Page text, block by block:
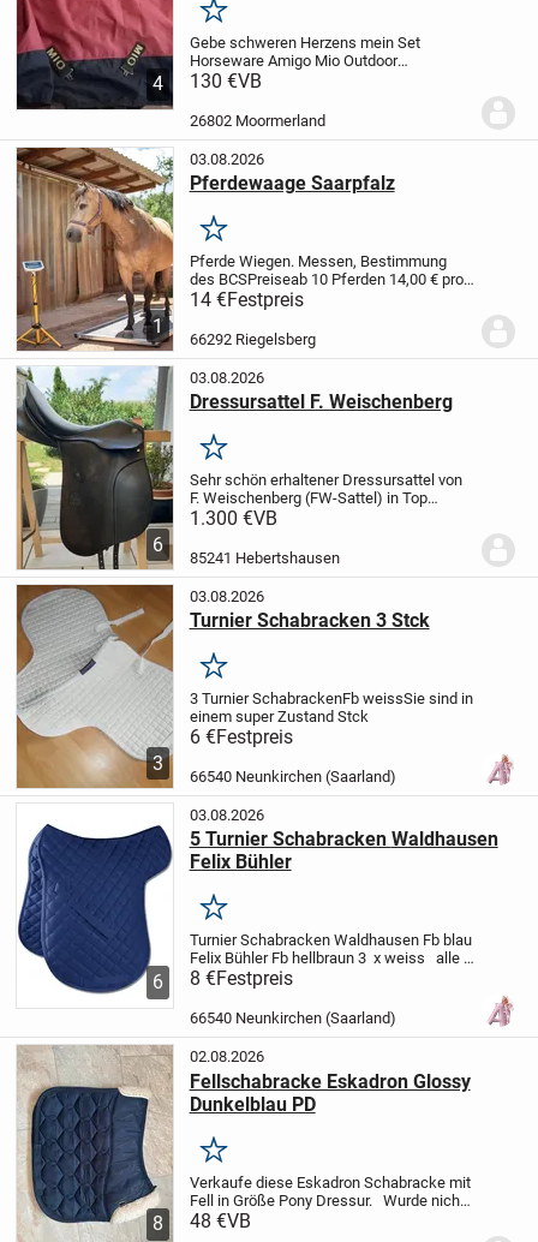
4
Merken
Gebe schweren Herzens mein Set
Horseware Amigo Mio Outdoor
Regendecken ab.
gerne nochmal genau messen. Die ältere
Stabile Ausführung. Nicht mehr im...
130 €VB
26802 Moormerland
1
03.08.2026
Pferdewaage Saarpfalz
Merken
Pferde Wiegen. Messen, Bestimmung
des BCSPreiseab 10 Pferden 14,00 € pro
Pferd3 bis 9 Pferde 17,00 € pro Pferd
2 Pferde 20,00 € pro Pferd
14 €Festpreis
66292 Riegelsberg
6
03.08.2026
Dressursattel F. Weischenberg
Merken
Sehr schön erhaltener Dressursattel von
F. Weischenberg (FW-Sattel) in Top
Zustand. Der Sattel wurde 1 1/2 Jahre
zeigen auch die Fotos. Sitzfläche 17"
1.300 €VB
85241 Hebertshausen
3
03.08.2026
Turnier Schabracken 3 Stck
Merken
3 Turnier SchabrackenFb weissSie sind in
einem super Zustand Stck
6 €Festpreis
66540 Neunkirchen (Saarland)
6
03.08.2026
5 Turnier Schabracken Waldhausen
Felix Bühler
Merken
Turnier Schabracken Waldhausen Fb blau
Felix Bühler Fb hellbraun 3 x weiss
alle
in gutem wenig benutzten Zustand
8 €Festpreis
66540 Neunkirchen (Saarland)
8
02.08.2026
Fellschabracke Eskadron Glossy
Dunkelblau PD
Merken
Verkaufe diese Eskadron Schabracke mit
Fell in Größe Pony Dressur.
Wurde nicht
so oft genutzt und so gut es geht geputzt.
48 €VB